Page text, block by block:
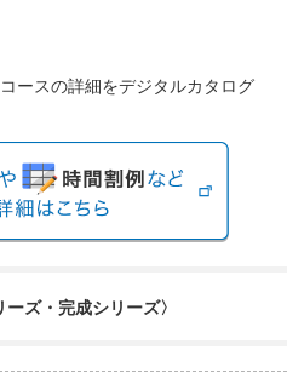
ースの詳細をデジタルカタログ
ーズ・完成シリーズ〉